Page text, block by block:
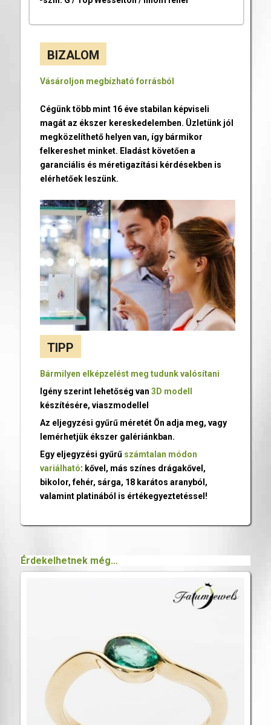
BIZALOM
Vásároljon megbízható forrásból
Cégünk több mint 16 éve stabilan képviseli
magát az ékszer kereskedelemben. Üzletünk jól
megközelíthető helyen van, így bármikor
felkereshet minket. Eladást követően a
garanciális és méretigazítási kérdésekben is
elérhetőek leszünk.
TIPP
Bármilyen elképzelést meg tudunk valósítani
Igény szerint lehetőség van 3D modell
készítésére, viaszmodellel
Az eljegyzési gyűrű méretét Ön adja meg, vagy
lemérhetjük ékszer galériánkban.
Egy eljegyzési gyűrű számtalan módon
variálható: kővel, más színes drágakővel,
bikolor, fehér, sárga, 18 karátos aranyból,
valamint platinából is értékegyeztetéssel!
Érdekelhetnek még…